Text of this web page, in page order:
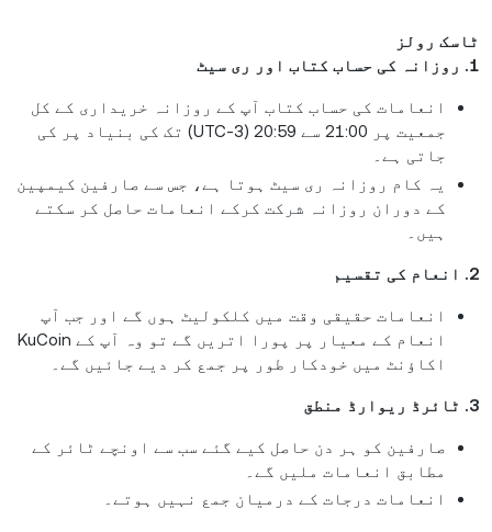
ٹاسک رولز
1. روزانہ کی حساب کتاب اور ری سیٹ
انعامات کی حساب کتاب آپ کے روزانہ خریداری کے کل
جمعیت پر 21:00 سے 20:59 (UTC-3) تک کی بنیاد پر کی
جاتی ہے۔
یہ کام روزانہ ری سیٹ ہوتا ہے، جس سے صارفین کیمپین
کے دوران روزانہ شرکت کرکے انعامات حاصل کر سکتے
ہیں۔
2. انعام کی تقسیم
انعامات حقیقی وقت میں کلکولیٹ ہوں گے اور جب آپ
انعام کے معیار پر پورا اتریں گے تو وہ آپ کے KuCoin
اکاؤنٹ میں خودکار طور پر جمع کر دیے جائیں گے۔
3. ٹائرڈ ریوارڈ منطق
صارفین کو ہر دن حاصل کیے گئے سب سے اونچے ٹائر کے
مطابق انعامات ملیں گے۔
انعامات درجات کے درمیان جمع نہیں ہوتے۔